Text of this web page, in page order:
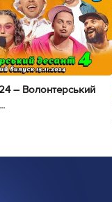
– Волонтерський